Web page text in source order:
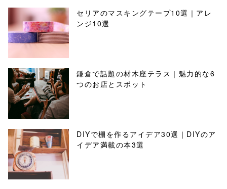
セリアのマスキングテープ10選｜アレ
ンジ10選
鎌倉で話題の材木座テラス｜魅力的な6
つのお店とスポット
DIYで棚を作るアイデア30選｜DIYのア
イデア満載の本3選